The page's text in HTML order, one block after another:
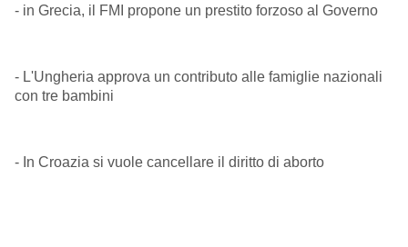
- in Grecia, il FMI propone un prestito forzoso al Governo
- L'Ungheria approva un contributo alle famiglie nazionali
con tre bambini
- In Croazia si vuole cancellare il diritto di aborto